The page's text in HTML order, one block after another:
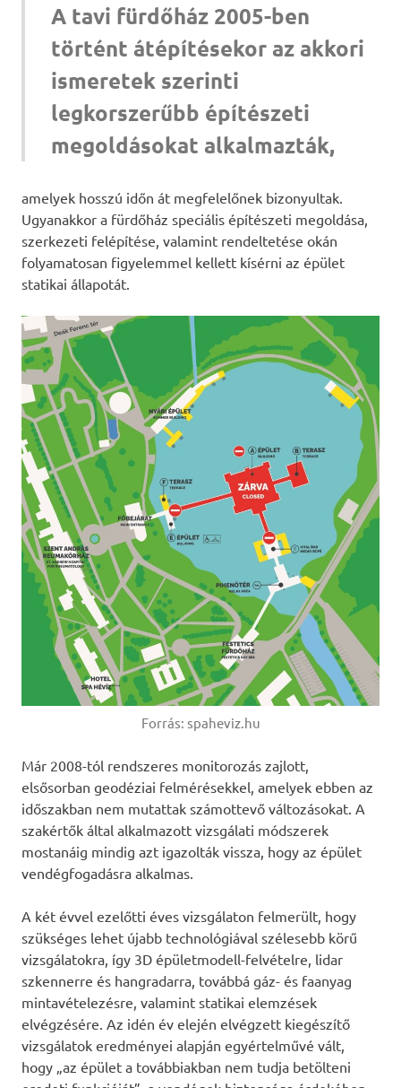
A tavi fürdőház 2005-ben
történt átépítésekor az akkori
ismeretek szerinti
legkorszerűbb építészeti
megoldásokat alkalmazták,
amelyek hosszú időn át megfelelőnek bizonyultak.
Ugyanakkor a fürdőház speciális építészeti megoldása,
szerkezeti felépítése, valamint rendeltetése okán
folyamatosan figyelemmel kellett kísérni az épület
statikai állapotát.
Forrás: spaheviz.hu
Már 2008-tól rendszeres monitorozás zajlott,
elsősorban geodéziai felmérésekkel, amelyek ebben az
időszakban nem mutattak számottevő változásokat. A
szakértők által alkalmazott vizsgálati módszerek
mostanáig mindig azt igazolták vissza, hogy az épület
vendégfogadásra alkalmas.
A két évvel ezelőtti éves vizsgálaton felmerült, hogy
szükséges lehet újabb technológiával szélesebb körű
vizsgálatokra, így 3D épületmodell-felvételre, lidar
szkennerre és hangradarra, továbbá gáz- és faanyag
mintavételezésre, valamint statikai elemzések
elvégzésére. Az idén év elején elvégzett kiegészítő
vizsgálatok eredményei alapján egyértelművé vált,
hogy „az épület a továbbiakban nem tudja betölteni